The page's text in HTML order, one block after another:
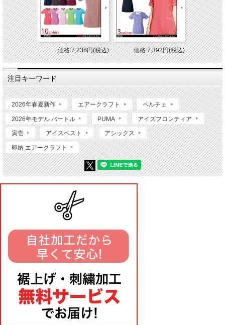
価格:7,238円(税込) 価格:7,392円(税込)
注目キーワード
2026年春夏新作 エアークラフト ペルチェ
2026年モデル バートル PUMA アイズフロンティア
寅壱 アイスベスト アシックス
即納 エアークラフト